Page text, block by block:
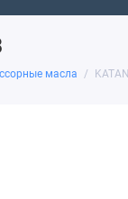
масла